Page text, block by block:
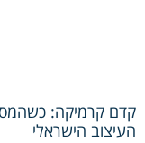
קדם קרמיקה:
העיצוב הישראלי